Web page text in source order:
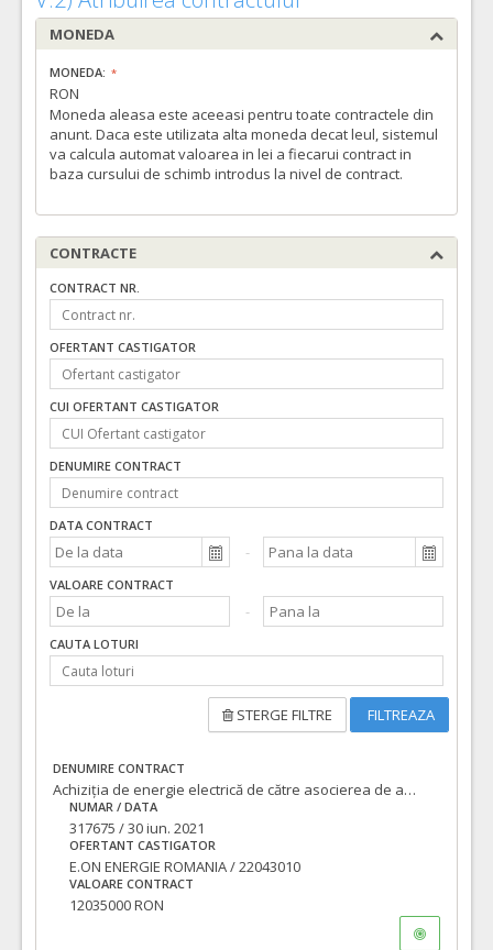
MONEDA
MONEDA:
RON
Moneda aleasa este aceeasi pentru toate contractele din
anunt. Daca este utilizata alta moneda decat leul, sistemul
va calcula automat valoarea in lei a fiecarui contract in
baza cursului de schimb introdus la nivel de contract.
CONTRACTE
CONTRACT NR.
OFERTANT CASTIGATOR
CUI OFERTANT CASTIGATOR
DENUMIRE CONTRACT
DATA CONTRACT
VALOARE CONTRACT
CAUTA LOTURI
STERGE FILTRE FILTREAZA
DENUMIRE CONTRACT
Achiziția de energie electrică de către asocierea de autorități contractante formată prin acordul de asociere nr 140657/06.04.2021 cod unic 4230487/2021/36
NUMAR / DATA
317675 / 30 iun. 2021
OFERTANT CASTIGATOR
E.ON ENERGIE ROMANIA / 22043010
VALOARE CONTRACT
12035000 RON